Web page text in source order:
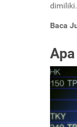
dimiliki.
Baca